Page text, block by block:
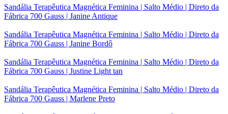
Sandália Terapêutica Magnética Feminina | Salto Médio | Direto da
Fábrica 700 Gauss | Janine Antique
Sandália Terapêutica Magnética Feminina | Salto Médio | Direto da
Fábrica 700 Gauss | Janine Bordô
Sandália Terapêutica Magnética Feminina | Salto Médio | Direto da
Fábrica 700 Gauss | Justine Light tan
Sandália Terapêutica Magnética Feminina | Salto Médio | Direto da
Fábrica 700 Gauss | Marlene Preto